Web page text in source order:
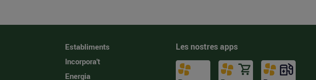
Establiments
Incorpora't
Energia
Les nostres apps